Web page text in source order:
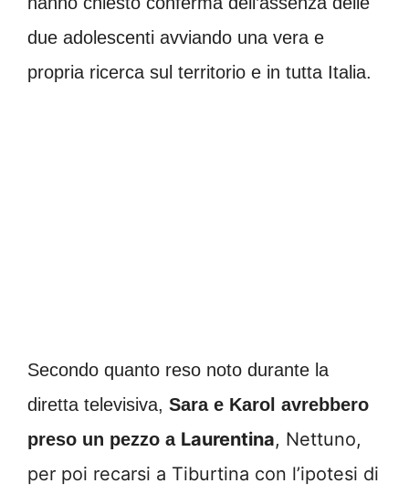
due adolescenti avviando una vera e
propria ricerca sul territorio e in tutta Italia.
Secondo quanto reso noto durante la
diretta televisiva, Sara e Karol avrebbero
preso un pezzo a Laurentina, Nettuno,
per poi recarsi a Tiburtina con l’ipotesi di